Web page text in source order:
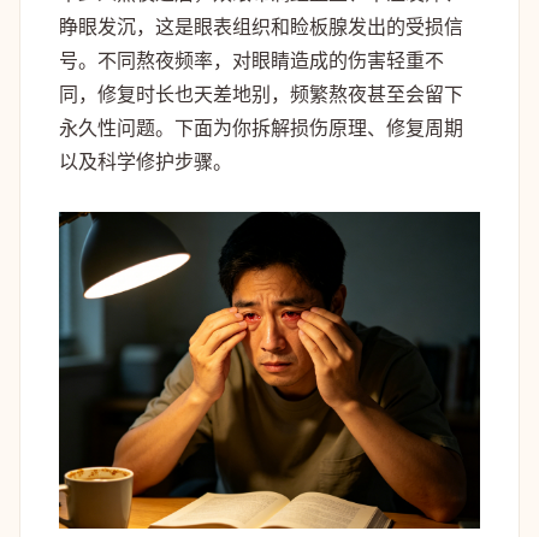
睁眼发沉，这是眼表组织和睑板腺发出的受损信
号。不同熬夜频率，对眼睛造成的伤害轻重不
同，修复时长也天差地别，频繁熬夜甚至会留下
永久性问题。下面为你拆解损伤原理、修复周期
以及科学修护步骤。